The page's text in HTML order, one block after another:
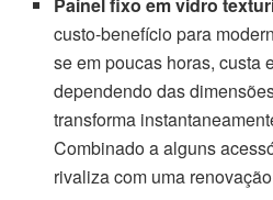
Painel fixo em vidro
custo-benefício para
se em poucas horas, custa
dependendo das
transforma
Combinado a alguns
rivaliza com uma